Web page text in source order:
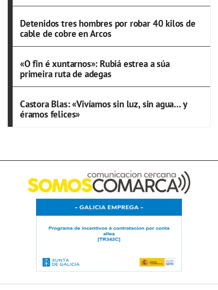
Detenidos tres hombres por robar 40 kilos de
cable de cobre en Arcos
«O fin é xuntarnos»: Rubiá estrea a súa
primeira ruta de adegas
Castora Blas: «Vivíamos sin luz, sin agua… y
éramos felices»